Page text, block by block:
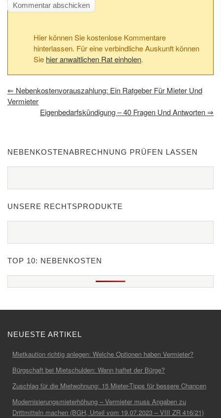
Hier können Sie kostenlose Kommentare
hinterlassen. Für eine verbindliche Auskunft können
Sie hier anwaltlichen Rat einholen.
⇐ Nebenkostenvorauszahlung: Ein Ratgeber Für Mieter Und
Vermieter
Eigenbedarfskündigung – 40 Fragen Und Antworten⇒
NEBENKOSTENABRECHNUNG PRÜFEN LASSEN
UNSERE RECHTSPRODUKTE
TOP 10: NEBENKOSTEN
NEUESTE ARTIKEL
Mietkaution richtig anlegen: Welche Optionen haben Vermieter?
Bürgschaft bei Mietschulden: Wann haftet der Bürge?
Zuschlag für die Mietwohnung: 15 Mieter-Tipps für bessere Chancen
Modernisierungsmieterhöhung – Vermieter muss Angaben zu
Drittmitteln machen (BGH, Urteil vom 19.07.2023 – VIII ZR 416/21)